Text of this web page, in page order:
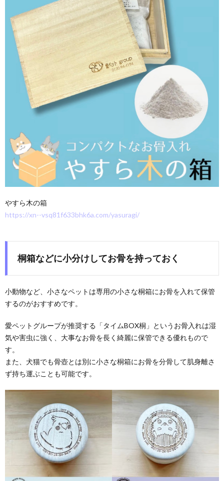
やすら木の箱
https://xn--vsq81f633bhk6a.com/yasuragi/
桐箱などに小分けしてお骨を持っておく
小動物など、小さなペットは専用の小さな桐箱にお骨を入れて保管
するのがおすすめです。
愛ペットグループが推奨する「タイムBOX桐」というお骨入れは湿
気や害虫に強く、大事なお骨を長く綺麗に保管できる優れもので
す。
また、犬猫でも骨壺とは別に小さな桐箱にお骨を分骨して肌身離さ
ず持ち運ぶことも可能です。